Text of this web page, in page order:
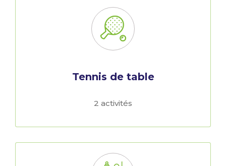
Tennis de table
2 activités